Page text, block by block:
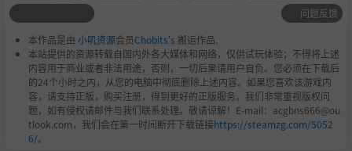
问题反馈
本作品是由 小叽资源会员Chobits's 搬运作品.
本站提供的资源转载自国内外各大媒体和网络，仅供试玩体验；不得将上述
内容用于商业或者非法用途，否则，一切后果请用户自负。您必须在下载后
的24个小时之内，从您的电脑中彻底删除上述内容。如果您喜欢该游戏内
容，请支持正版，购买注册，得到更好的正版服务。我们非常重视版权问
题，如有侵权请邮件与我们联系处理。敬请谅解！E-mail：acgbns666@ou
tlook.com，我们会在第一时间断开下载链接https://steamzg.com/5052
6/。